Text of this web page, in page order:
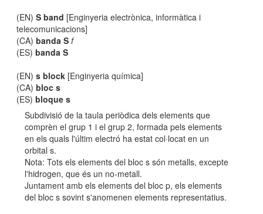
(EN)S band [Enginyeria electrònica, informàtica i
telecomunicacions]
(CA)banda S f
(ES)banda S
(EN)s block [Enginyeria química]
(CA)bloc s
(ES)bloque s
Subdivisió de la taula periòdica dels elements que
comprèn el grup 1 i el grup 2, formada pels elements
en els quals l'últim electró ha estat col·locat en un
orbital s.
Nota: Tots els elements del bloc s són metalls, excepte
l'hidrogen, que és un no-metall.
Juntament amb els elements del bloc p, els elements
del bloc s sovint s'anomenen elements representatius.